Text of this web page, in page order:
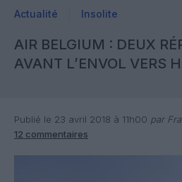
Actualité Insolite
AIR BELGIUM : DEUX
AVANT L’ENVOL VERS
Publié le 23 avril 2018 à 11h00 par
12 commentaires